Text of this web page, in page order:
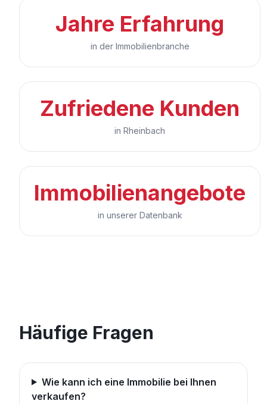
Jahre Erfahrung
in der Immobilienbranche
Zufriedene Kunden
in Rheinbach
Immobilienangebote
in unserer Datenbank
Häufige Fragen
Wie kann ich eine Immobilie bei Ihnen
verkaufen?